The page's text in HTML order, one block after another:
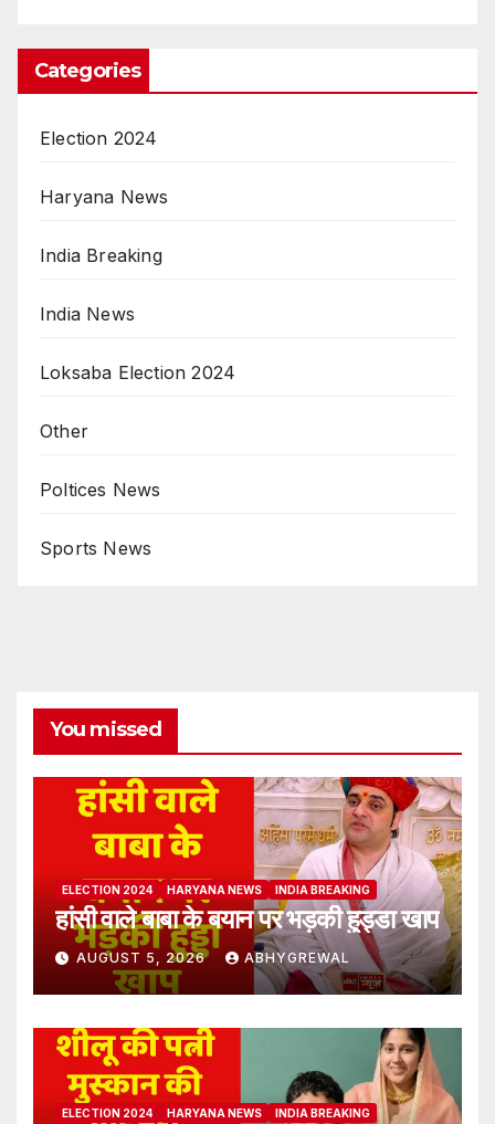
Categories
Election 2024
Haryana News
India Breaking
India News
Loksaba Election 2024
Other
Poltices News
Sports News
You missed
ELECTION 2024 HARYANA NEWS INDIA BREAKING
हांसी वाले बाबा के बयान पर भड़की हुड्डा खाप
AUGUST 5, 2026 ABHYGREWAL
ELECTION 2024 HARYANA NEWS INDIA BREAKING